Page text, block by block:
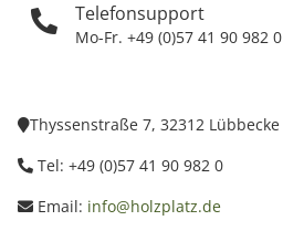
Telefonsupport
Mo-Fr. +49 (0)57 41 90 982 0
Thyssenstraße 7, 32312 Lübbecke
Tel: +49 (0)57 41 90 982 0
Email: info@holzplatz.de